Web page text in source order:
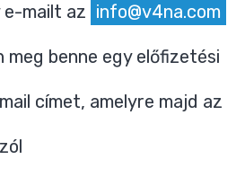
e-mailt az info@v4na.com
meg benne egy előfizetési
címet, amelyre majd az